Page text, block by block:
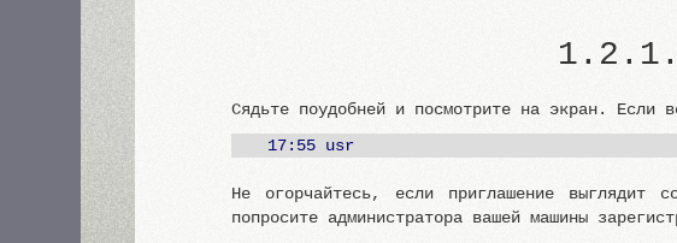
1.2.1.
Сядьте поудобней и посмотрите на экран. Если
17:55 usr
Не огорчайтесь, если приглашение
попросите администратора вашей машины